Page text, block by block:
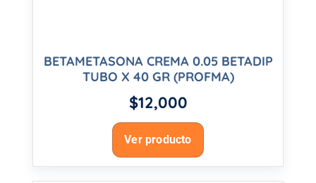
BETAMETASONA CREMA 0.05 BETADIP
TUBO X 40 GR (PROFMA)
$12,000
Ver producto